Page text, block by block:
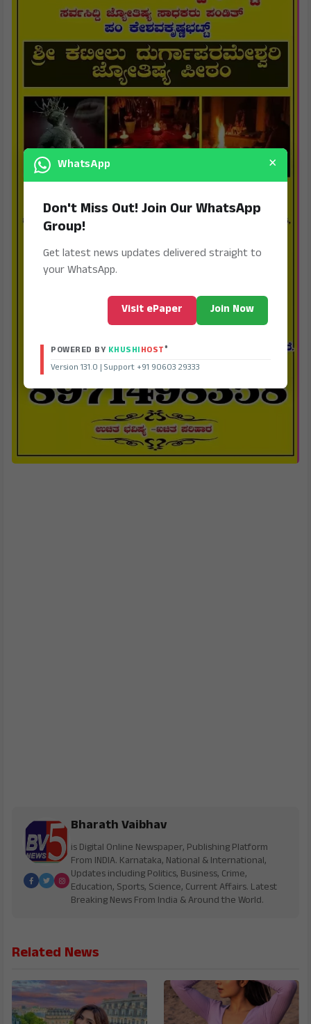
Bharath Vaibhav
is Digital Online Newspaper, Publishing Platform
From INDIA. Karnataka, National & International,
Updates including Politics, Business, Crime,
Education, Sports, Science, Current Affairs. Latest
Breaking News From India & Around the World.
Related News
WhatsApp ×
Don't Miss Out! Join Our WhatsApp
Group!
Get latest news updates delivered straight to
your WhatsApp.
Visit ePaper Join Now
POWERED BY KHUSHIHOST®
Version 131.0 | Support +91 90603 29333